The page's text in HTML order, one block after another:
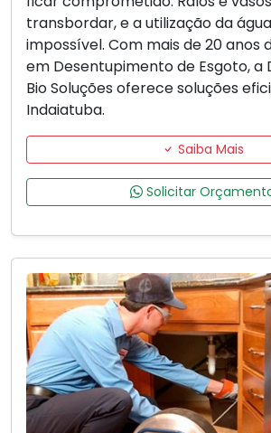
transbordar, e a utilização da
impossível. Com mais de 20 anos
em Desentupimento de Esgoto, a
Bio Soluções oferece soluções
Indaiatuba.
Saiba Mais
Solicitar